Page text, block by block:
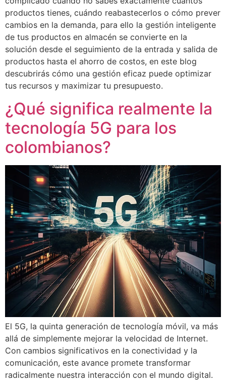
productos tienes, cuándo reabastecerlos o cómo prever
cambios en la demanda, para ello la gestión inteligente
de tus productos en almacén se convierte en la
solución desde el seguimiento de la entrada y salida de
productos hasta el ahorro de costos, en este blog
descubrirás cómo una gestión eficaz puede optimizar
tus recursos y maximizar tu presupuesto.
¿Qué significa realmente la
tecnología 5G para los
colombianos?
El 5G, la quinta generación de tecnología móvil, va más
allá de simplemente mejorar la velocidad de Internet.
Con cambios significativos en la conectividad y la
comunicación, este avance promete transformar
radicalmente nuestra interacción con el mundo digital.